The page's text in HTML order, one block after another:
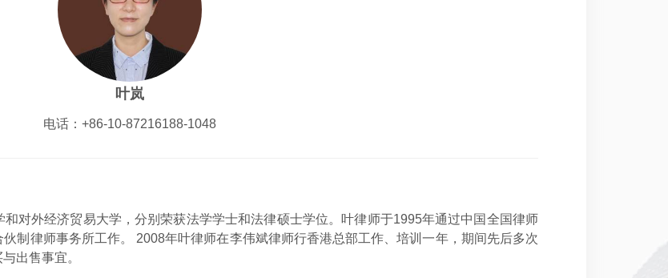
叶岚
电话：+86-10-87216188-1048
对外经济贸易大学，分别荣获法学学士和法律硕士学位。叶律师于1995年通过中国全国律师
制律师事务所工作。 2008年叶律师在李伟斌律师行香港总部工作、培训一年，期间先后多次
出售事宜。